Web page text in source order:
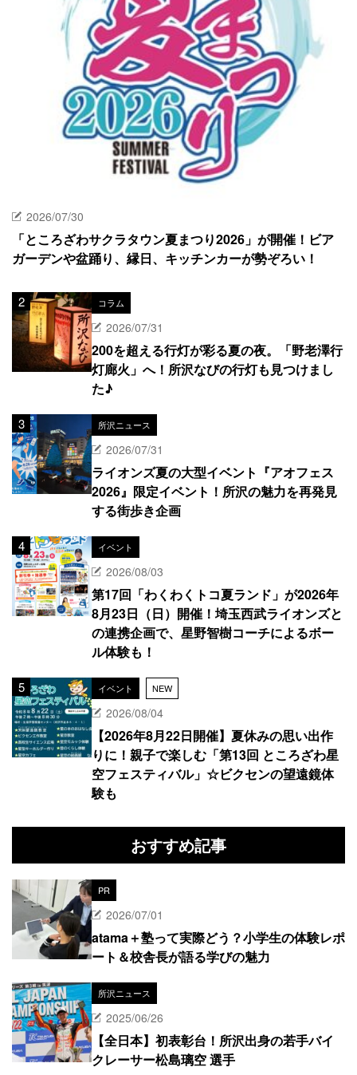
2026/07/30
「ところざわサクラタウン夏まつり2026」が開催！ビア
ガーデンや盆踊り、縁日、キッチンカーが勢ぞろい！
コラム
2026/07/31
200を超える行灯が彩る夏の夜。「野老澤行
灯廊火」へ！所沢なびの行灯も見つけまし
た♪
所沢ニュース
2026/07/31
ライオンズ夏の大型イベント『アオフェス
2026』限定イベント！所沢の魅力を再発見
する街歩き企画
イベント
2026/08/03
第17回「わくわくトコ夏ランド」が2026年
8月23日（日）開催！埼玉西武ライオンズと
の連携企画で、星野智樹コーチによるボー
ル体験も！
イベント NEW
2026/08/04
【2026年8月22日開催】夏休みの思い出作
りに！親子で楽しむ「第13回 ところざわ星
空フェスティバル」☆ビクセンの望遠鏡体
験も
おすすめ記事
PR
2026/07/01
atama＋塾って実際どう？小学生の体験レポ
ート＆校舎長が語る学びの魅力
所沢ニュース
2025/06/26
【全日本】初表彰台！所沢出身の若手バイ
クレーサー松島璃空 選手